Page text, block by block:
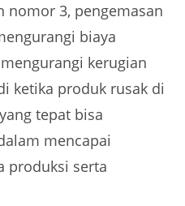
nomor 3, pengemasan
biaya
kerugian
ketika produk rusak di
tepat bisa
mencapai
produksi serta